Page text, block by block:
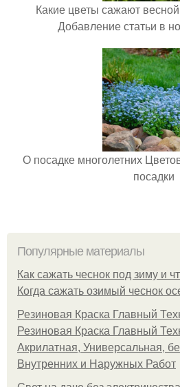
Какие цветы сажают
Добавление статьи в
О посадке многолетних
посадки
Популярные материалы
Как сажать чеснок под зиму и
Когда сажать озимый чеснок
Резиновая Краска Главный
Резиновая Краска Главный
Акрилатная, Универсальная,
Внутренних и Наружных Работ